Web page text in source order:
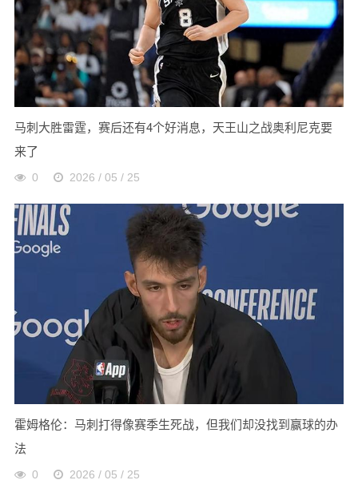
马刺大胜雷霆，赛后还有4个好消息，天王山之战奥利尼克要
来了
0 2026 / 05 / 25
霍姆格伦：马刺打得像赛季生死战，但我们却没找到赢球的办
法
0 2026 / 05 / 25